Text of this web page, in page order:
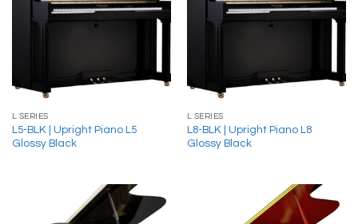
L SERIES
L5-BLK | Upright Piano L5
Glossy Black
L SERIES
L8-BLK | Upright Piano L8
Glossy Black